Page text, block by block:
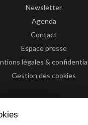
Newsletter
Agenda
Contact
Espace presse
légales &
Gestion des cookies